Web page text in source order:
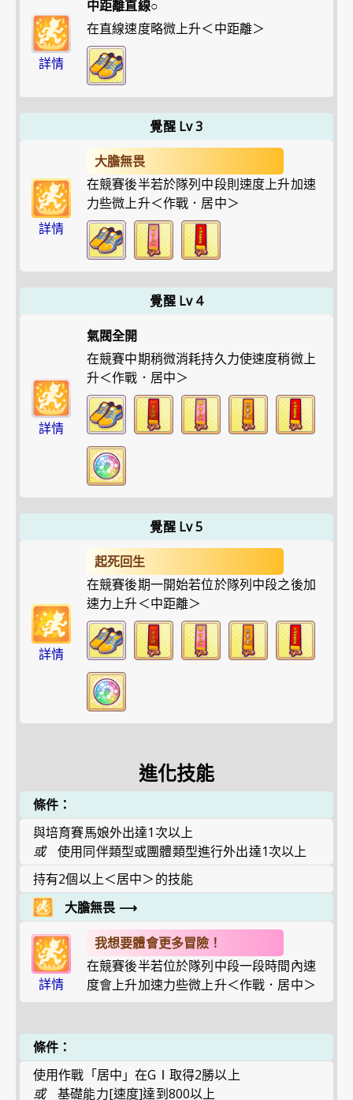
詳情
中距離直線○
在直線速度略微上升＜中距離＞
覺醒 Lv 3
詳情
大膽無畏
在競賽後半若於隊列中段則速度上升加速
力些微上升＜作戰．居中＞
覺醒 Lv 4
詳情
氣閥全開
在競賽中期稍微消耗持久力使速度稍微上
升＜作戰．居中＞
覺醒 Lv 5
詳情
起死回生
在競賽後期一開始若位於隊列中段之後加
速力上升＜中距離＞
進化技能
條件：
與培育賽馬娘外出達1次以上
或
使用同伴類型或團體類型進行外出達1次以上
持有2個以上＜居中＞的技能
大膽無畏 ⟶
詳情
我想要體會更多冒險！
在競賽後半若位於隊列中段一段時間內速
度會上升加速力些微上升＜作戰．居中＞
條件：
使用作戰「居中」在GⅠ取得2勝以上
或
基礎能力[速度]達到800以上